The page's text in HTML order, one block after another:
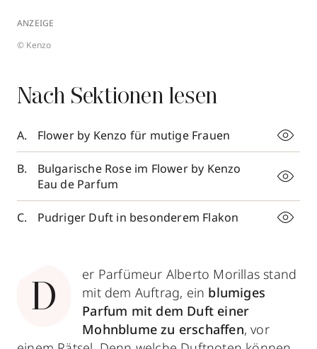
ANZEIGE
© Kenzo
Nach Sektionen lesen
Flower by Kenzo für mutige Frauen
Bulgarische Rose im Flower by Kenzo
Eau de Parfum
Pudriger Duft in besonderem Flakon
D
er Parfümeur Alberto Morillas stand
mit dem Auftrag, ein blumiges
Parfum mit dem Duft einer
Mohnblume zu erschaffen, vor